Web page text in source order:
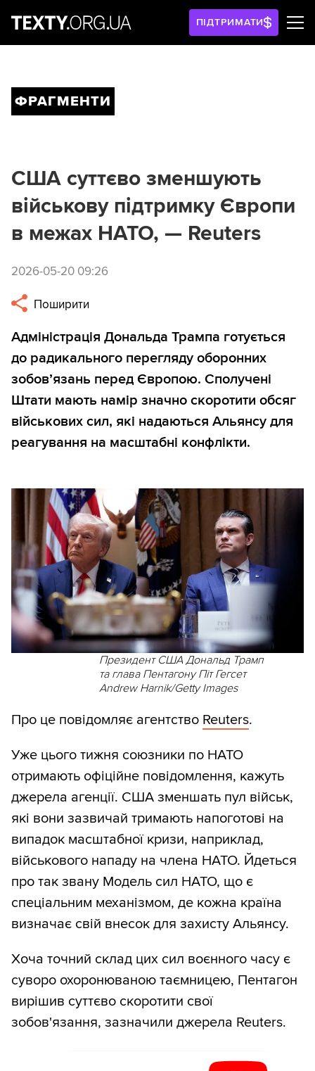
ПІДТРИМАТИ
ФРАГМЕНТИ
США суттєво зменшують
військову підтримку Європи
в межах НАТО, — Reuters
2026-05-20 09:26
Поширити
Адміністрація Дональда Трампа готується
до радикального перегляду оборонних
зобов’язань перед Європою. Сполучені
Штати мають намір значно скоротити обсяг
військових сил, які надаються Альянсу для
реагування на масштабні конфлікти.
Президент США Дональд Трамп
та глава Пентагону Піт Гегсет
Andrew Harnik/Getty Images
Про це повідомляє агентство Reuters.
Уже цього тижня союзники по НАТО
отримають офіційне повідомлення, кажуть
джерела агенції. США зменшать пул військ,
які вони зазвичай тримають напоготові на
випадок масштабної кризи, наприклад,
військового нападу на члена НАТО. Йдеться
про так звану Модель сил НАТО, що є
спеціальним механізмом, де кожна країна
визначає свій внесок для захисту Альянсу.
Хоча точний склад цих сил воєнного часу є
суворо охоронюваною таємницею, Пентагон
вирішив суттєво скоротити свої
зобов'язання, зазначили джерела Reuters.